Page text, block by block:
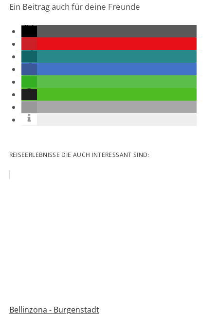
Ein Beitrag auch für deine Freunde
REISEERLEBNISSE DIE AUCH INTERESSANT SIND:
Bellinzona - Burgenstadt